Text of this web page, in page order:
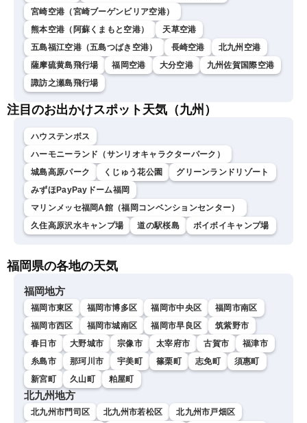
宮崎空港（宮崎ブーゲンビリア空港）
熊本空港（阿蘇くまもと空港）
天草空港
五島福江空港（五島つばき空港）
長崎空港
北九州空港
薩摩硫黄島飛行場
福岡空港 大分空港
九州佐賀国際空港
諏訪之瀬島飛行場
注目のお出かけスポット天気（九州）
ハウステンボス
ハーモニーランド（サンリオキャラクターパーク）
城島高原パーク
くじゅう花公園
グリーンランドリゾート
みずほPayPayドーム福岡
マリンメッセ福岡A館（福岡コンベンションセンター）
久住高原沢水キャンプ場
道の駅桜島 ボイボイキャンプ場
福岡県の各地の天気
福岡地方
福岡市東区 福岡市博多区 福岡市中央区
福岡市南区
福岡市西区
福岡市城南区 福岡市早良区
筑紫野市
春日市
大野城市 宗像市 太宰府市 古賀市
福津市
糸島市
那珂川市 宇美町 篠栗町 志免町
須惠町
新宮町
久山町 粕屋町
北九州地方
北九州市門司区 北九州市若松区 北九州市戸畑区